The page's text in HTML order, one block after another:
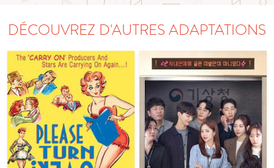
DÉCOUVREZ D'AUTRES ADAPTATIONS